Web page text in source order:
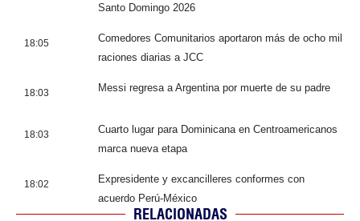
Santo Domingo 2026
18:05
Comedores Comunitarios aportaron más de ocho mil
raciones diarias a JCC
18:03 Messi regresa a Argentina por muerte de su padre
18:03
Cuarto lugar para Dominicana en Centroamericanos
marca nueva etapa
18:02
Expresidente y excancilleres conformes con
acuerdo Perú-México
RELACIONADAS